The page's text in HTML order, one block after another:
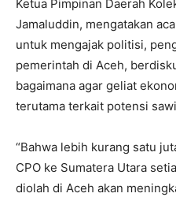
Ketua Pimpinan Daerah
Jamaluddin, mengatakan
untuk mengajak politisi,
pemerintah di Aceh,
bagaimana agar geliat
terutama terkait potensi
“Bahwa lebih kurang satu
CPO ke Sumatera Utara
diolah di Aceh akan